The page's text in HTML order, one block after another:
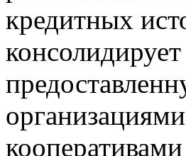
кредитных